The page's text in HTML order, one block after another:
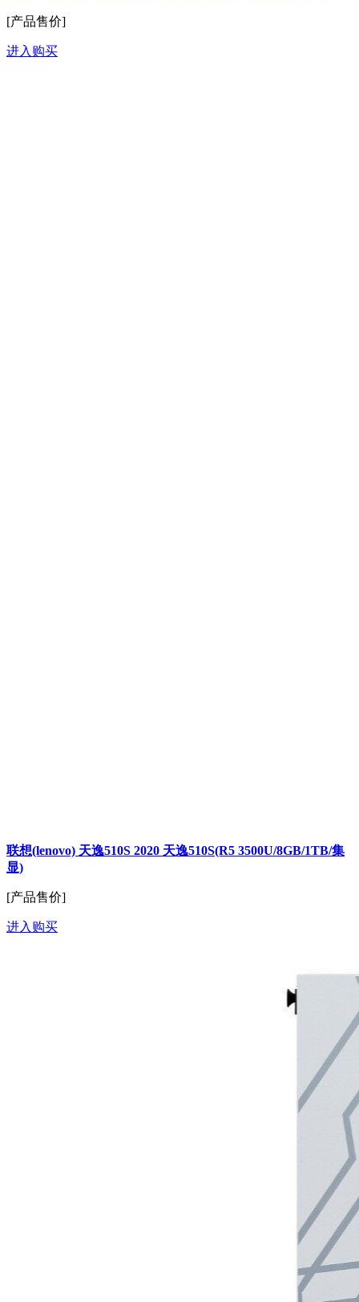
[产品售价]
进入购买
联想(lenovo) 天逸510S 2020 天逸510S(R5 3500U/8GB/1TB/集
显)
[产品售价]
进入购买